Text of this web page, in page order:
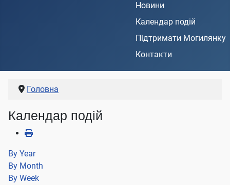
Новини
Календар подій
Підтримати Могилянку
Контакти
Головна
Календар подій
By Year
By Month
By Week